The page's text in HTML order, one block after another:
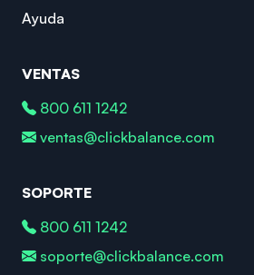
Ayuda
VENTAS
800 611 1242
ventas@clickbalance.com
SOPORTE
800 611 1242
soporte@clickbalance.com